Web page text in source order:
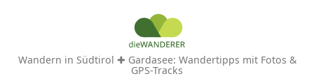
Wandern in Südtirol ✚ Gardasee: Wandertipps mit Fotos &
GPS-Tracks